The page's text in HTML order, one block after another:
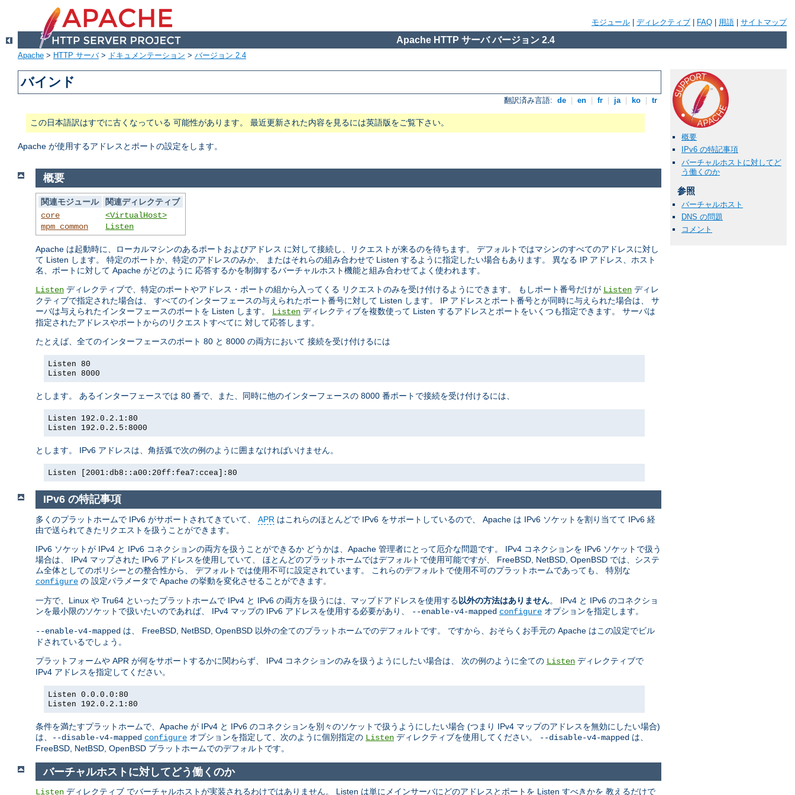
モジュール ディレクティブ FAQ 用語 サイトマップ
Apache HTTP サーバ バージョン 2.4
Apache > HTTP サーバ> ドキュメンテーション > バージョン 2.4
バインド
翻訳済み言語: de en fr ja ko tr
この日本語訳はすでに古くなっている 可能性があります。 最近更新された内容を見るには英語版をご覧下さい。
Apache が使用するアドレスとポートの設定をします。
概要
IPv6 の特記事項
バーチャルホストに対してど
う働くのか
参照
バーチャルホスト
DNS の問題
コメント
概要
関連モジュール
関連ディレクティブ
core
mpm_common
<VirtualHost>
Listen
Apache は起動時に、ローカルマシンのあるポートおよびアドレス に対して接続し、リクエストが来るのを待ちます。 デフォルトではマシンのすべてのアドレスに対し
て Listen します。 特定のポートか、特定のアドレスのみか、 またはそれらの組み合わせで Listen するように指定したい場合もあります。 異なる IP アドレス、ホスト
名、ポートに対して Apache がどのように 応答するかを制御するバーチャルホスト機能と組み合わせてよく使われます。
Listen ディレクティブで、特定のポートやアドレス・ポートの組から入ってくる リクエストのみを受け付けるようにできます。 もしポート番号だけが Listen ディレ
クティブで指定された場合は、 すべてのインターフェースの与えられたポート番号に対して Listen します。 IP アドレスとポート番号とが同時に与えられた場合は、 サ
ーバは与えられたインターフェースのポートを Listen します。 Listen ディレクティブを複数使って Listen するアドレスとポートをいくつも指定できます。 サーバは
指定されたアドレスやポートからのリクエストすべてに 対して応答します。
たとえば、全てのインターフェースのポート 80 と 8000 の両方において 接続を受け付けるには
Listen 80
Listen 8000
とします。 あるインターフェースでは 80 番で、また、同時に他のインターフェースの 8000 番ポートで接続を受け付けるには、
Listen 192.0.2.1:80
Listen 192.0.2.5:8000
とします。 IPv6 アドレスは、角括弧で次の例のように囲まなければいけません。
Listen [2001:db8::a00:20ff:fea7:ccea]:80
IPv6 の特記事項
多くのプラットホームで IPv6 がサポートされてきていて、 APR はこれらのほとんどで IPv6 をサポートしているので、 Apache は IPv6 ソケットを割り当てて IPv6 経
由で送られてきたリクエストを扱うことができます。
IPv6 ソケットが IPv4 と IPv6 コネクションの両方を扱うことができるか どうかは、Apache 管理者にとって厄介な問題です。 IPv4 コネクションを IPv6 ソケットで扱う
場合は、 IPv4 マップされた IPv6 アドレスを使用していて、 ほとんどのプラットホームではデフォルトで使用可能ですが、 FreeBSD, NetBSD, OpenBSD では、システ
ム全体としてのポリシーとの整合性から、 デフォルトでは使用不可に設定されています。 これらのデフォルトで使用不可のプラットホームであっても、 特別な
configure の 設定パラメータで Apache の挙動を変化させることができます。
一方で、Linux や Tru64 といったプラットホームで IPv4 と IPv6 の両方を扱うには、マップドアドレスを使用する 以外の方法はありません。 IPv4 と IPv6 のコネクショ
ンを最小限のソケットで扱いたいのであれば、 IPv4 マップの IPv6 アドレスを使用する必要があり、
--enable-v4-mapped configure オプションを指定します。
--enable-v4-mapped は、 FreeBSD, NetBSD, OpenBSD 以外の全てのプラットホームでのデフォルトです。 ですから、おそらくお手元の Apache はこの設定でビル
ドされているでしょう。
プラットフォームや APR が何をサポートするかに関わらず、 IPv4 コネクションのみを扱うようにしたい場合は、 次の例のように全ての Listen ディレクティブで
IPv4 アドレスを指定してください。
Listen 0.0.0.0:80
Listen 192.0.2.1:80
条件を満たすプラットホームで、Apache が IPv4 と IPv6 のコネクションを別々のソケットで扱うようにしたい場合 (つまり IPv4 マップのアドレスを無効にしたい場合)
は、
--disable-v4-mapped configure オプションを指定して、次のように個別指定の Listen ディレクティブを使用してください。 --disable-v4-mapped は、
FreeBSD, NetBSD, OpenBSD プラットホームでのデフォルトです。
バーチャルホストに対してどう働くのか
Listen ディレクティブ でバーチャルホストが実装されるわけではありません。 Listen は単にメインサーバにどのアドレスとポートを Listen すべきかを 教えるだけで